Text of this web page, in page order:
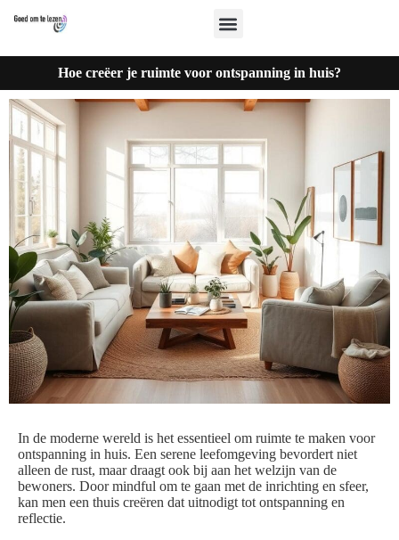
Hoe creëer je ruimte voor ontspanning in huis?
In de moderne wereld is het essentieel om ruimte te maken voor
ontspanning in huis. Een serene leefomgeving bevordert niet
alleen de rust, maar draagt ook bij aan het welzijn van de
bewoners. Door mindful om te gaan met de inrichting en sfeer,
kan men een thuis creëren dat uitnodigt tot ontspanning en
reflectie.